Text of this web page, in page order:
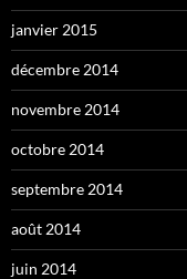
janvier 2015
décembre 2014
novembre 2014
octobre 2014
septembre 2014
août 2014
juin 2014